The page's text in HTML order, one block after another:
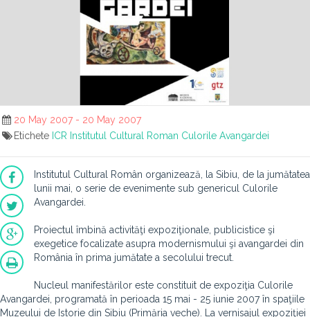
20 May 2007 - 20 May 2007
Etichete ICR Institutul Cultural Roman Culorile Avangardei
Institutul Cultural Român organizează, la Sibiu, de la jumătatea
lunii mai, o serie de evenimente sub genericul Culorile
Avangardei.
Proiectul îmbină activităţi expoziţionale, publicistice şi
exegetice focalizate asupra modernismului şi avangardei din
România în prima jumătate a secolului trecut.
Nucleul manifestărilor este constituit de expoziţia Culorile
Avangardei, programată în perioada 15 mai - 25 iunie 2007 în spaţiile
Muzeului de Istorie din Sibiu (Primăria veche). La vernisajul expoziţiei